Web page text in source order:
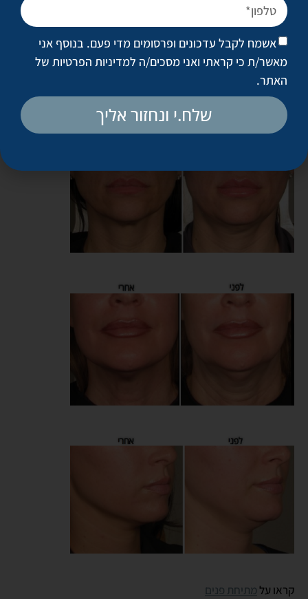
בינונית. במקרים שבהם הצניחה דרמטית יותר, אפשר לחזור על
הטיפול פעם נוספת אחרי שלושה חודשים.
אחרי הטיפול, החזרה לשגרה היא מיידית ואין זמן החלמה. לפעמים
יש רגישות מקומית באזור הטיפול, אבל היא תחלוף בתוך ימים
ספורים.
קראו עלמתיחת פנים
אשמח לקבל עדכונים ופרסומים מדי פעם. בנוסף אני
מאשר/ת כי קראתי ואני מסכים/ה למדיניות הפרטיות של
האתר.
שלח.י ונחזור אליך